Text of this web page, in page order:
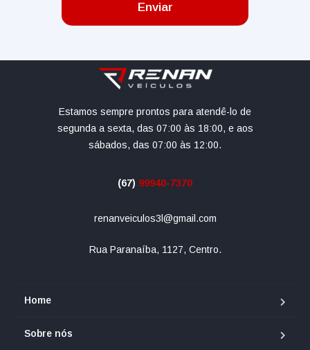
Enviar
Estamos sempre prontos para atendê-lo de
segunda a sexta, das 07:00 às 18:00, e aos
sábados, das 07:00 às 12:00.
(67) 99940-7370
renanveiculos3l@gmail.com
Rua Paranaíba, 1127, Centro.
Home
Sobre nós